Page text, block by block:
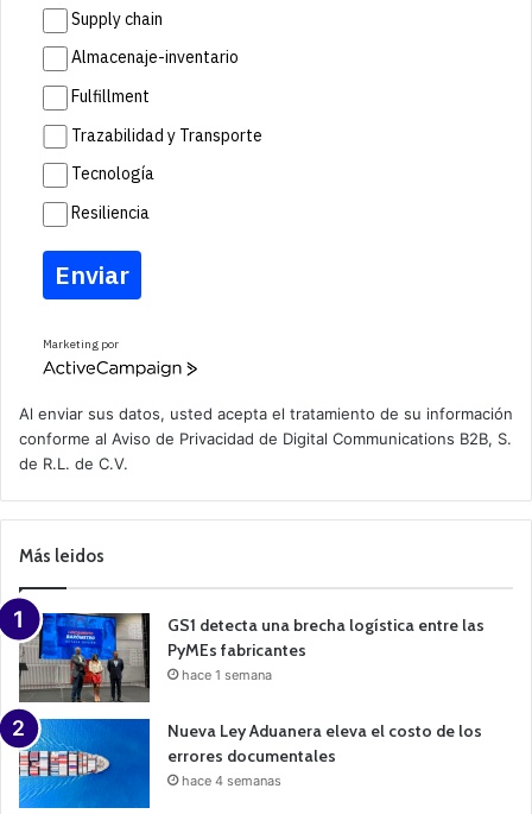
Supply chain
Almacenaje-inventario
Fulfillment
Trazabilidad y Transporte
Tecnología
Resiliencia
Enviar
Marketing por
A
v
e
a
m
a
n
Al enviar sus datos, usted acepta el tratamiento de su información
conforme al Aviso de Privacidad de Digital Communications B2B, S.
de R.L. de C.V.
Más leidos
GS1 detecta una brecha logística entre las
PyMEs fabricantes
hace 1 semana
Nueva Ley Aduanera eleva el costo de los
errores documentales
hace 4 semanas